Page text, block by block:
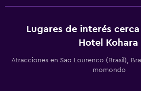
Lugares de interés
Hotel Kohara
Atracciones en Sao Lourenco (Brasil),
momondo